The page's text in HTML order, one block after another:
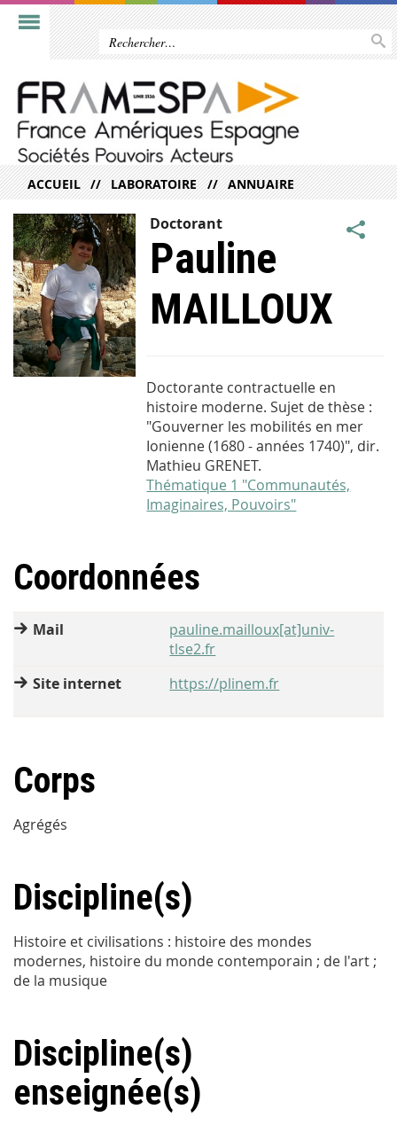
ACCUEIL LABORATOIRE ANNUAIRE
Doctorant
Pauline
MAILLOUX
Doctorante contractuelle en
histoire moderne. Sujet de thèse :
"Gouverner les mobilités en mer
Ionienne (1680 - années 1740)", dir.
Mathieu GRENET.
Thématique 1 "Communautés,
Imaginaires, Pouvoirs"
Coordonnées
Mail
pauline.mailloux[at]univ-
tlse2.fr
Site internet
https://plinem.fr
Corps
Agrégés
Discipline(s)
Histoire et civilisations : histoire des mondes
modernes, histoire du monde contemporain ; de l'art ;
de la musique
Discipline(s)
enseignée(s)